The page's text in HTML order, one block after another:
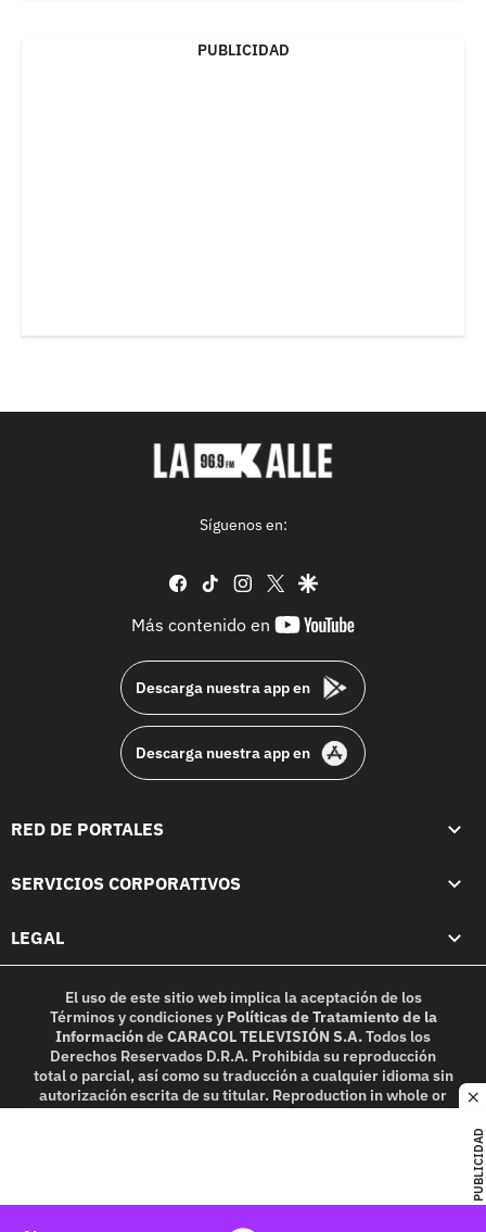
PUBLICIDAD
PUBLICIDAD
Síguenos en:
facebook
tiktok instagram
twittergoogle
Más contenido en
youtube-
Descarga nuestra app en
Descarga nuestra app en
RED DE PORTALES
SERVICIOS CORPORATIVOS
LEGAL
El uso de este sitio web implica la aceptación de los
Términos y condicionesy Políticas de Tratamiento de la
InformacióndeCARACOL TELEVISIÓN S.A.Todos los
Derechos Reservados D.R.A. Prohibida su reproducción
total o parcial, así como su traducción a cualquier idioma sin
autorización escrita de su titular. Reproduction in whole or
in part, or translation without written permission is